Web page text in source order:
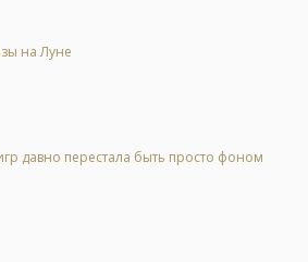
на Луне
давно перестала быть просто фоном